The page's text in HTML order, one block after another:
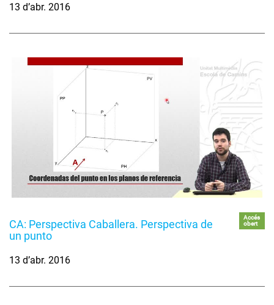
13 d’abr. 2016
CA: Perspectiva Caballera. Perspectiva de
un punto
Accés
obert
13 d’abr. 2016